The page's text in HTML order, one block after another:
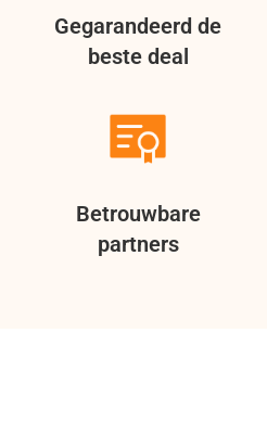
Gegarandeerd de
beste deal
Betrouwbare
partners